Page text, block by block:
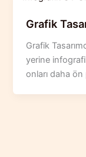
Grafik
Grafik
yerine
onları daha